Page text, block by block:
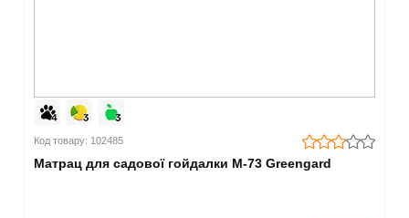
Код товару: 102485
Матрац для садової гойдалки М-73 Greengard